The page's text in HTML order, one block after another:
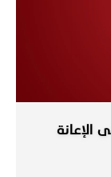
الإعانة